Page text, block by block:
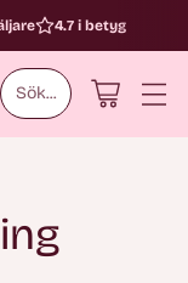
Sök...
4.7 i betyg